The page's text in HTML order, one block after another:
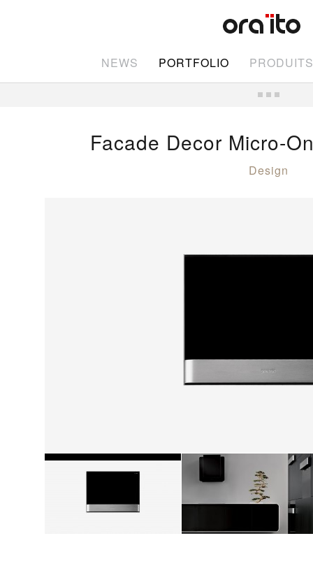
NEWS PORTFOLIO PRODUITS
Facade Decor Micro-
Design